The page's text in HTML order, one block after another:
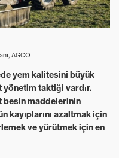
AGCO
yem kalitesini büyük
taktiği vardır.
besin maddelerinin
kayıplarını azaltmak için
ve yürütmek için en